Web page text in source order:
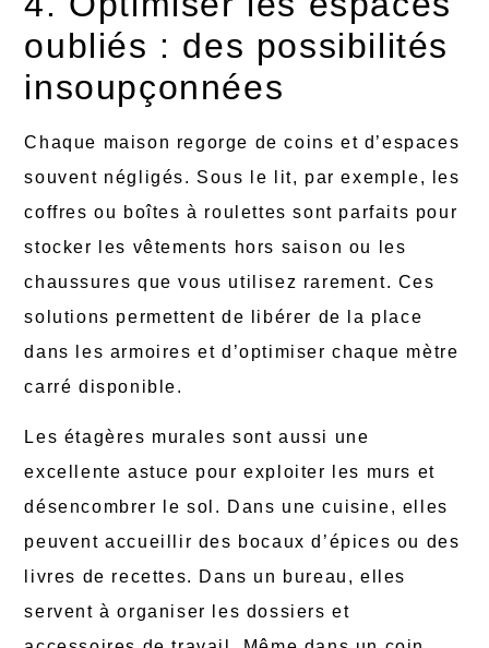
oubliés : des possibilités
insoupçonnées
Chaque maison regorge de coins et d’espaces
souvent négligés. Sous le lit, par exemple, les
coffres ou boîtes à roulettes sont parfaits pour
stocker les vêtements hors saison ou les
chaussures que vous utilisez rarement. Ces
solutions permettent de libérer de la place
dans les armoires et d’optimiser chaque mètre
carré disponible.
Les étagères murales sont aussi une
excellente astuce pour exploiter les murs et
désencombrer le sol. Dans une cuisine, elles
peuvent accueillir des bocaux d’épices ou des
livres de recettes. Dans un bureau, elles
servent à organiser les dossiers et